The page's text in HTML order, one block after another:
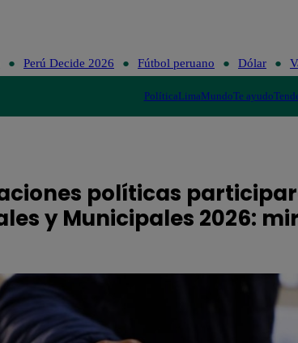
Perú Decide 2026 Fútbol peruano Dólar
PolíticaLimaMundoTe ayudo
políticas
y Municipales 2026: